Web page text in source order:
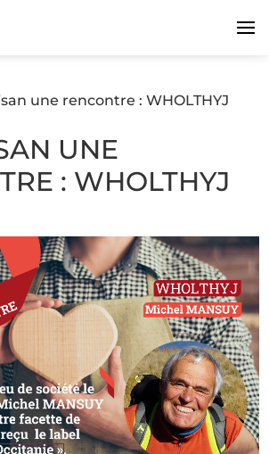
une rencontre : WHOLTHYJ
UNE
: WHOLTHYJ